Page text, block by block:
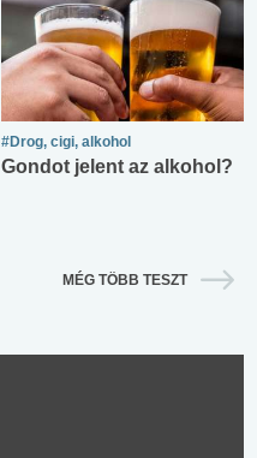
#Drog, cigi, alkohol
Gondot jelent az alkohol?
MÉG TÖBB TESZT